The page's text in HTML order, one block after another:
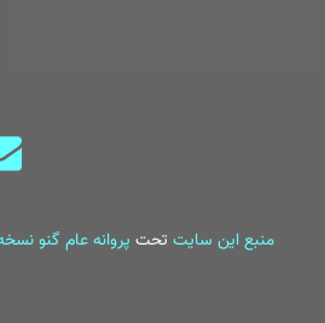
منبع این سایت تحت پروانه عام گنو نسخه